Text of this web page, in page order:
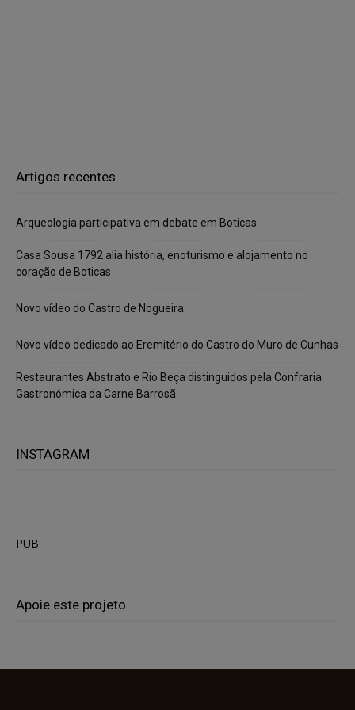
Artigos recentes
Arqueologia participativa em debate em Boticas
Casa Sousa 1792 alia história, enoturismo e alojamento no
coração de Boticas
Novo vídeo do Castro de Nogueira
Novo vídeo dedicado ao Eremitério do Castro do Muro de Cunhas
Restaurantes Abstrato e Rio Beça distinguidos pela Confraria
Gastronómica da Carne Barrosã
INSTAGRAM
PUB
Apoie este projeto